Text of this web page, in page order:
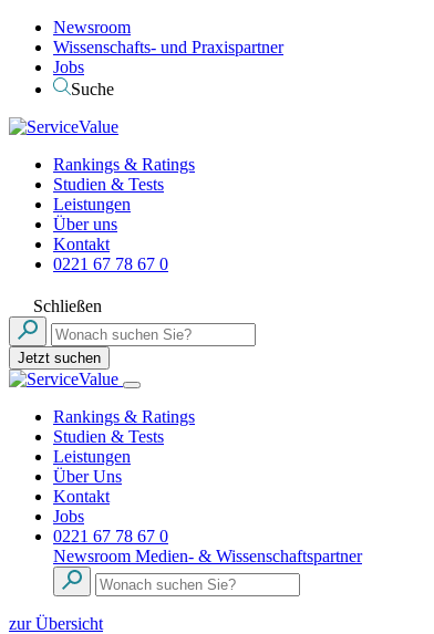
Newsroom
Wissenschafts- und Praxispartner
Jobs
Suche
Rankings & Ratings
Studien & Tests
Leistungen
Über uns
Kontakt
0221 67 78 67 0
Schließen
Jetzt suchen
Rankings & Ratings
Studien & Tests
Leistungen
Über Uns
Kontakt
Jobs
0221 67 78 67 0
Newsroom Medien- & Wissenschaftspartner
zur Übersicht